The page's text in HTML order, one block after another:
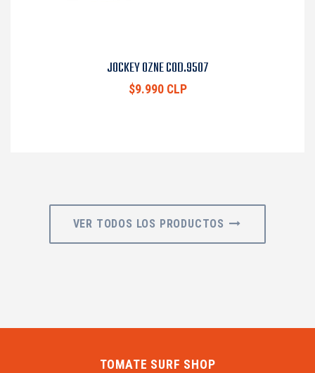
JOCKEY OZNE COD.9507
$9.990 CLP
VER TODOS LOS PRODUCTOS
TOMATE SURF SHOP